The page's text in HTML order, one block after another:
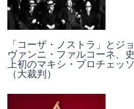
伝説の「ラストタンゴ・イ
ン・パリ」、監督ベルナル
ド・ベルトルッチは禁忌に触
れたのか
「コーザ・ノストラ」とジョ
ヴァンニ・ファルコーネ、史
上初のマキシ・プロチェッソ
（大裁判）